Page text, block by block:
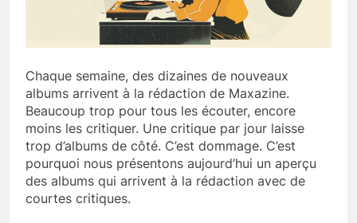
Chaque semaine, des dizaines de nouveaux
albums arrivent à la rédaction de Maxazine.
Beaucoup trop pour tous les écouter, encore
moins les critiquer. Une critique par jour laisse
trop d’albums de côté. C’est dommage. C’est
pourquoi nous présentons aujourd’hui un aperçu
des albums qui arrivent à la rédaction avec de
courtes critiques.